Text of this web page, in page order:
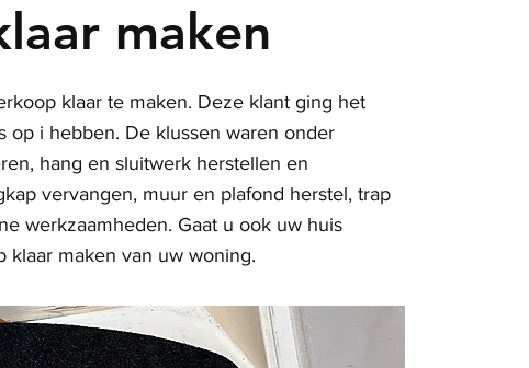
maken
klaar te maken. Deze klant ging het
op i hebben. De klussen waren onder
hang en sluitwerk herstellen en
vervangen, muur en plafond herstel, trap
werkzaamheden. Gaat u ook uw huis
klaar maken van uw woning.